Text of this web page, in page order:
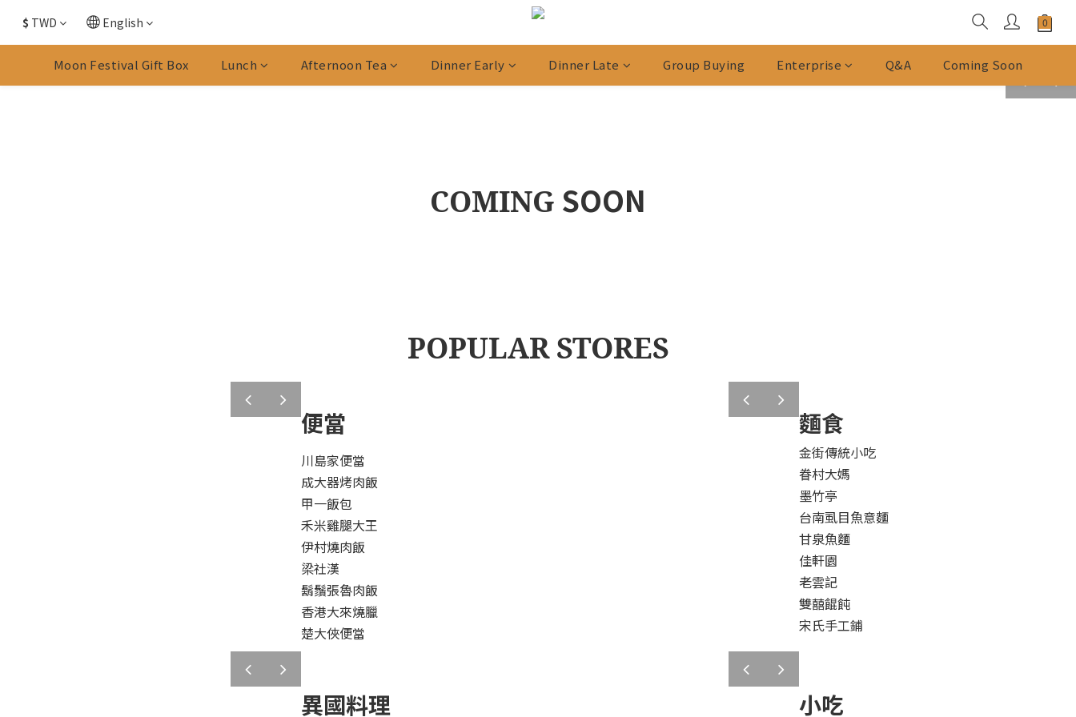
$ TWD English
Moon Festival Gift Box Lunch Afternoon Tea Dinner Early Dinner Late Group Buying Enterprise Q&A Coming Soon
prev
COMING SOON
POPULAR STORES
prev next
便當
川島家便當
成大器烤肉飯
甲一飯包
禾米雞腿大王
伊村燒肉飯
梁社漢
鬍鬚張魯肉飯
香港大來燒臘
楚大俠便當
prev next
麵食
金街傳統小吃
眷村大媽
墨竹亭
台南虱目魚意麵
甘泉魚麵
佳軒園
老雲記
雙囍餛飩
宋氏手工鋪
prev next
異國料理
prev next
小吃